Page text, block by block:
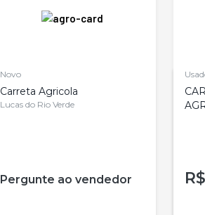
Novo
Carreta Agricola
Lucas do Rio Verde
Pergunte ao vendedor R$